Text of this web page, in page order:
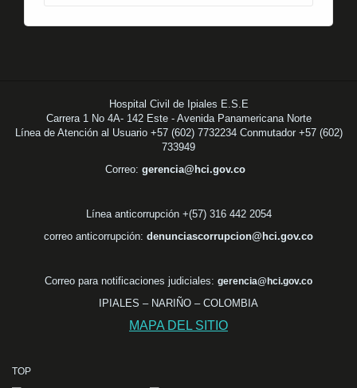
Hospital Civil de Ipiales E.S.E
Carrera 1 No 4A- 142 Este - Avenida Panamericana Norte
Línea de Atención al Usuario +57 (602) 7732234 Conmutador +57 (602)
733949
Correo: gerencia@hci.gov.co
Línea anticorrupción +(57) 316 442 2054
correo anticorrupción: denunciascorrupcion@hci.gov.co
Correo para notificaciones judiciales: gerencia@hci.gov.co
IPIALES – NARIÑO – COLOMBIA
MAPA DEL SITIO
TOP